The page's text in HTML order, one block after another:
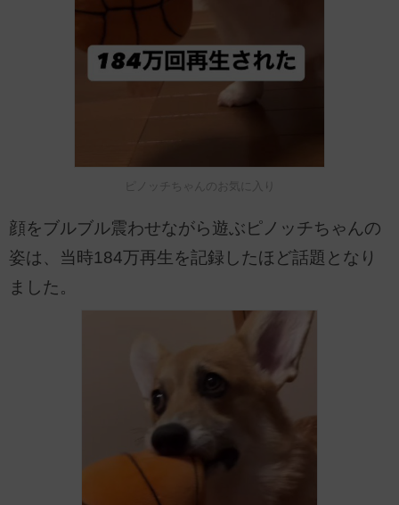
ピノッチちゃんのお気に入り
顔をブルブル震わせながら遊ぶピノッチちゃんの
姿は、当時184万再生を記録したほど話題となり
ました。